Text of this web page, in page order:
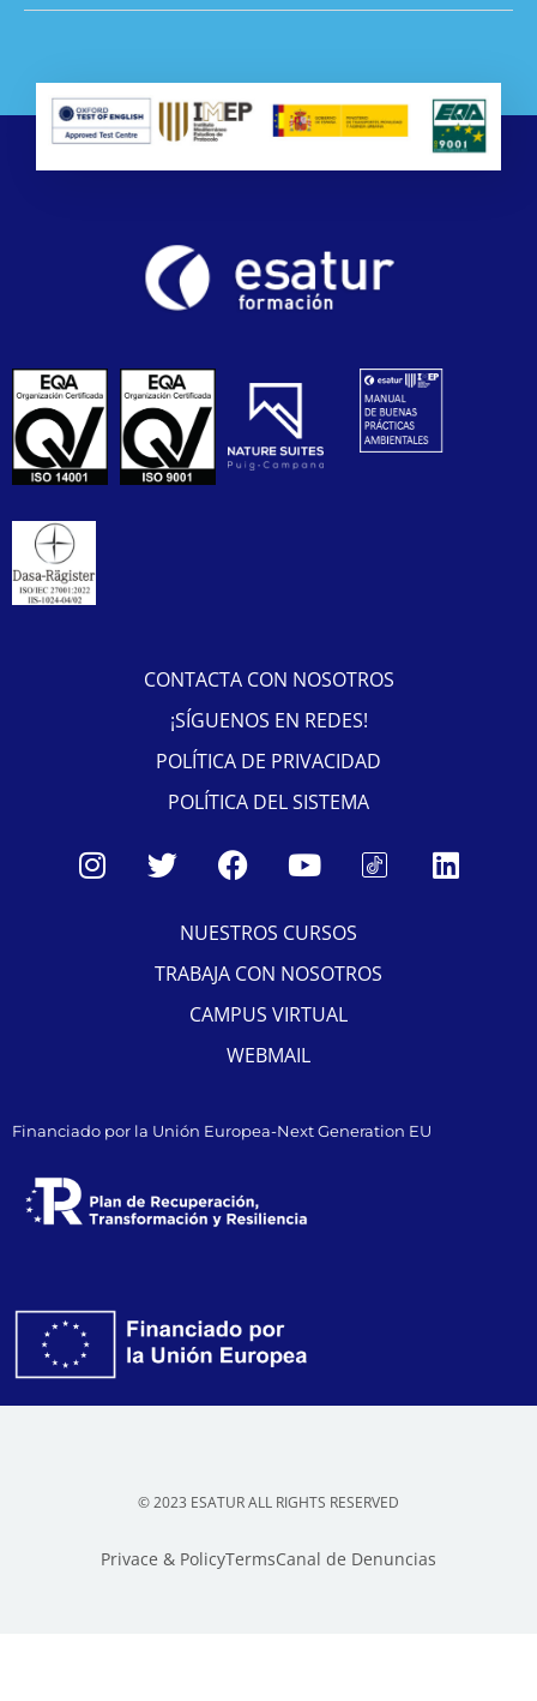
CONTACTA CON NOSOTROS
¡SÍGUENOS EN REDES!
POLÍTICA DE PRIVACIDAD
POLÍTICA DEL SISTEMA
NUESTROS CURSOS
TRABAJA CON NOSOTROS
CAMPUS VIRTUAL
WEBMAIL
Financiado por la Unión Europea-Next Generation EU
© 2023 ESATUR ALL RIGHTS RESERVED
Privace & PolicyTermsCanal de Denuncias